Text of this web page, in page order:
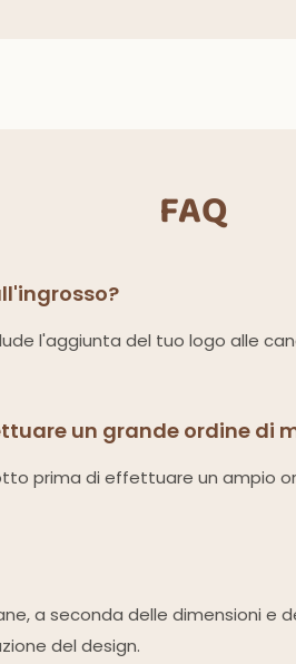
FAQ
l'aggiunta del tuo logo alle
un grande ordine di
prima di effettuare un ampio
a seconda delle dimensioni e
del design.